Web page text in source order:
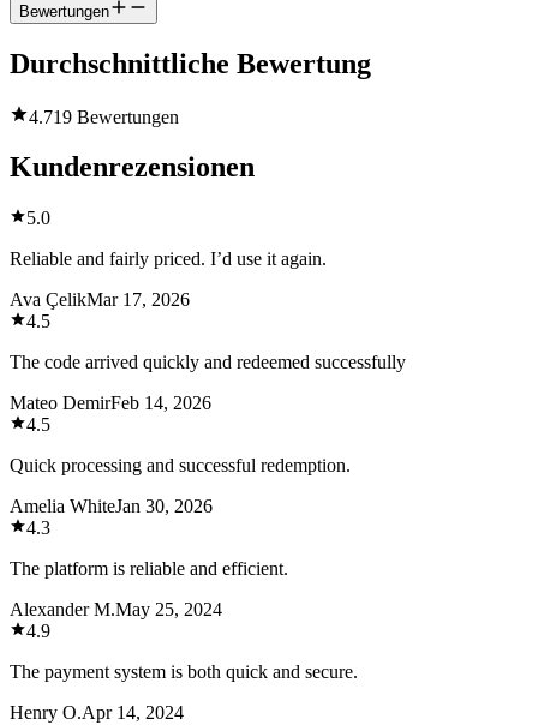
Bewertungen
Durchschnittliche Bewertung
4.719 Bewertungen
Kundenrezensionen
5.0
Reliable and fairly priced. I’d use it again.
Ava ÇelikMar 17, 2026
4.5
The code arrived quickly and redeemed successfully
Mateo DemirFeb 14, 2026
4.5
Quick processing and successful redemption.
Amelia WhiteJan 30, 2026
4.3
The platform is reliable and efficient.
Alexander M.May 25, 2024
4.9
The payment system is both quick and secure.
Henry O.Apr 14, 2024